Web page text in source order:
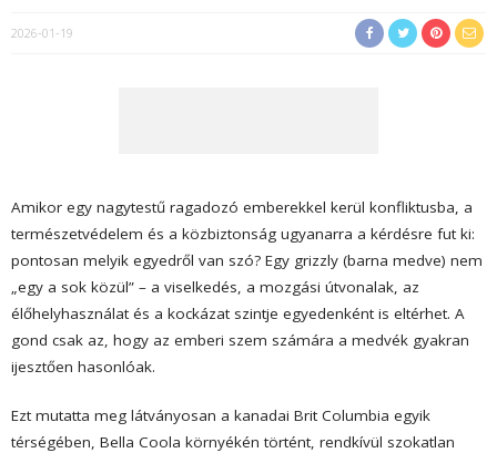
2026-01-19
Amikor egy nagytestű ragadozó emberekkel kerül konfliktusba, a
természetvédelem és a közbiztonság ugyanarra a kérdésre fut ki:
pontosan melyik egyedről van szó? Egy grizzly (barna medve) nem
„egy a sok közül” – a viselkedés, a mozgási útvonalak, az
élőhelyhasználat és a kockázat szintje egyedenként is eltérhet. A
gond csak az, hogy az emberi szem számára a medvék gyakran
ijesztően hasonlóak.
Ezt mutatta meg látványosan a kanadai Brit Columbia egyik
térségében, Bella Coola környékén történt, rendkívül szokatlan